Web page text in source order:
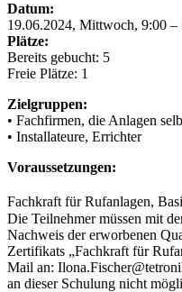
Datum:
19.06.2024, Mittwoch, 9:00 –
Plätze:
Bereits gebucht: 5
Freie Plätze: 1
Zielgruppen:
• Fachfirmen, die Anlagen
• Installateure, Errichter
Voraussetzungen:
Fachkraft für Rufanlagen,
Die Teilnehmer müssen mit
Nachweis der erworbenen
Zertifikats „Fachkraft für
Mail an:
an dieser Schulung nicht